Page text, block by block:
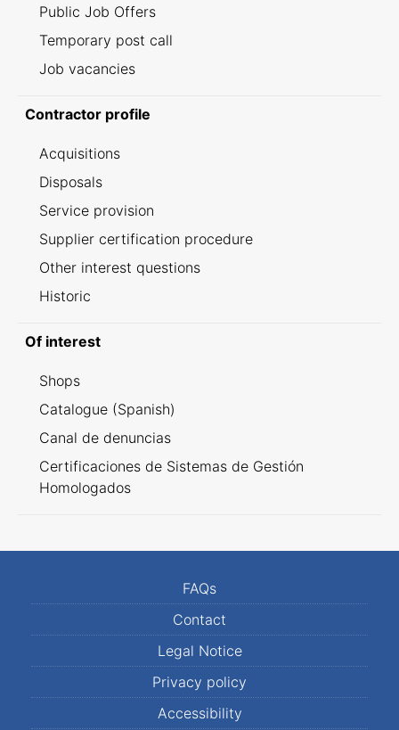
Public Job Offers
Temporary post call
Job vacancies
Contractor profile
Acquisitions
Disposals
Service provision
Supplier certification procedure
Other interest questions
Historic
Of interest
Shops
Catalogue (Spanish)
Canal de denuncias
Certificaciones de Sistemas de Gestión
Homologados
FAQs
Contact
Legal Notice
Privacy policy
Accessibility